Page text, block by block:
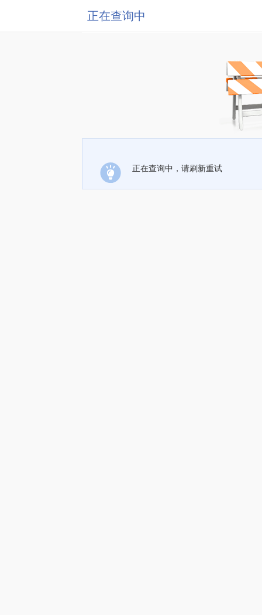
正在查询中
正在查询中，请刷新重试